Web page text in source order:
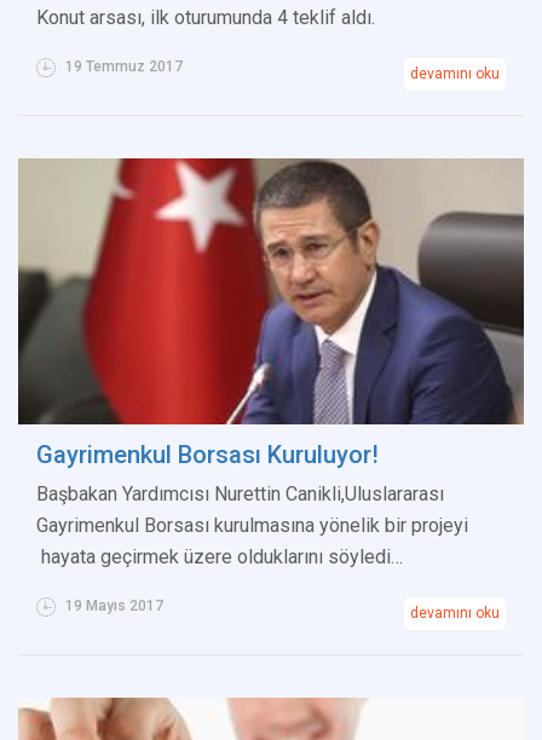
Konut arsası, ilk oturumunda 4 teklif aldı.
19 Temmuz 2017 devamını oku
Gayrimenkul Borsası Kuruluyor!
Başbakan Yardımcısı Nurettin Canikli,Uluslararası
Gayrimenkul Borsası kurulmasına yönelik bir projeyi
hayata geçirmek üzere olduklarını söyledi…
19 Mayıs 2017 devamını oku